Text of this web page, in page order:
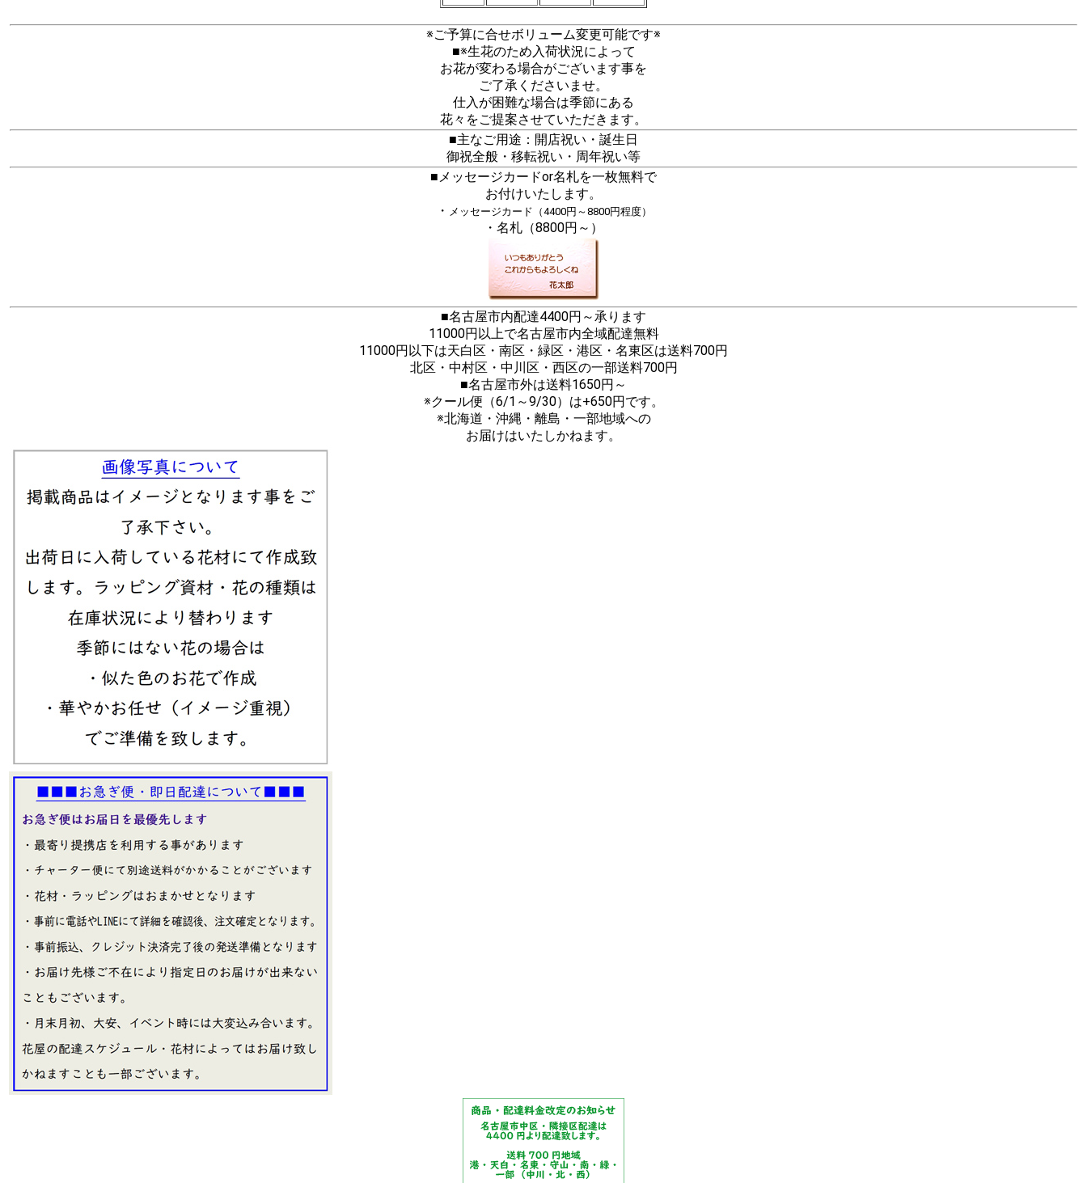
※ご予算に合せボリューム変更可能です※
■※生花のため入荷状況によって
お花が変わる場合がございます事を
ご了承くださいませ。
仕入が困難な場合は季節にある
花々をご提案させていただきます。
■主なご用途：開店祝い・誕生日
御祝全般・移転祝い・周年祝い等
■メッセージカードor名札を一枚無料で
お付けいたします。
・ メッセージカード（4400円～8800円程度）
・名札（8800円～）
■名古屋市内配達4400円～承ります
11000円以上で名古屋市内全域配達無料
11000円以下は天白区・南区・緑区・港区・名東区は送料700円
北区・中村区・中川区・西区の一部送料700円
■名古屋市外は送料1650円～
※クール便（6/1～9/30）は+650円です。
※北海道・沖縄・離島・一部地域への
お届けはいたしかねます。